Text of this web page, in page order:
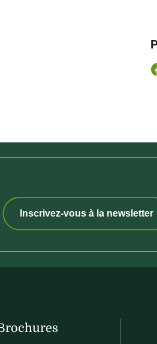
Inscrivez-vous à la newsletter